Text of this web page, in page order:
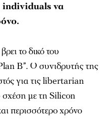
individuals να
το δικό του
B”. Ο συνιδρυτής της
για τις libertarian
σχέση με τη Silicon
περισσότερο χρόνο